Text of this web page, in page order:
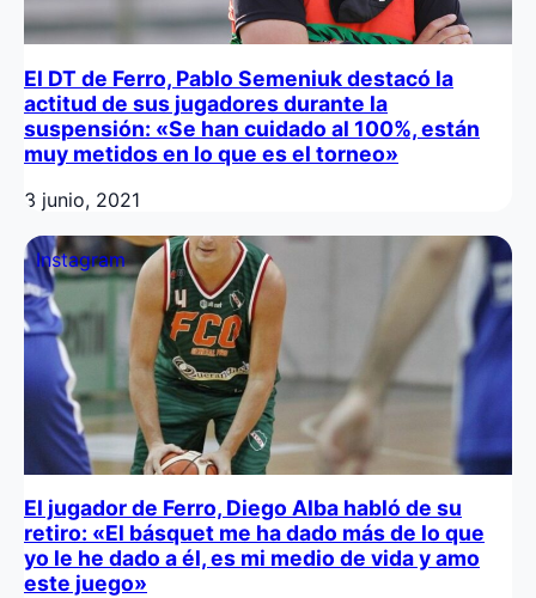
El DT de Ferro, Pablo Semeniuk destacó la
actitud de sus jugadores durante la
suspensión: «Se han cuidado al 100%, están
muy metidos en lo que es el torneo»
3 junio, 2021
Instagram
El jugador de Ferro, Diego Alba habló de su
retiro: «El básquet me ha dado más de lo que
yo le he dado a él, es mi medio de vida y amo
este juego»